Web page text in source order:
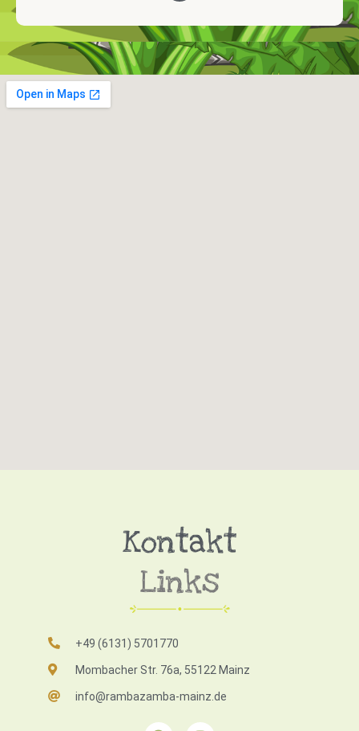
Kontakt
Links
+49 (6131) 5701770
Mombacher Str. 76a, 55122 Mainz
info@rambazamba-mainz.de